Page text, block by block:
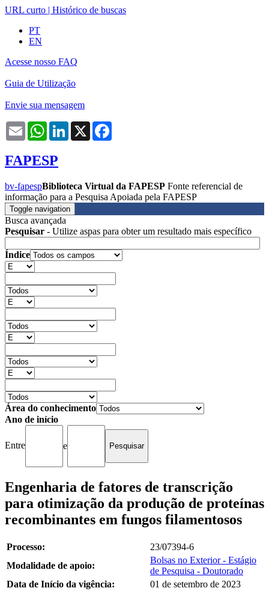
URL curto | Histórico de buscas
PT
EN
Acesse nosso FAQ
Guia de Utilização
Envie sua mensagem
Email WhatsAppLinkedIn
X
FAPESP
bv-fapespBiblioteca Virtual da FAPESP Fonte referencial de
informação para a Pesquisa Apoiada pela FAPESP
Toggle navigation
Busca avançada
Pesquisar - Utilize aspas para obter um resultado mais específico
Índice
Área do conhecimento
Ano de início
Entre e
Engenharia de fatores de transcrição
para otimização da produção de proteínas
recombinantes em fungos filamentosos
Processo:
23/07394-6
Modalidade de apoio:
Bolsas no Exterior - Estágio
de Pesquisa - Doutorado
Data de Início da vigência:
01 de setembro de 2023